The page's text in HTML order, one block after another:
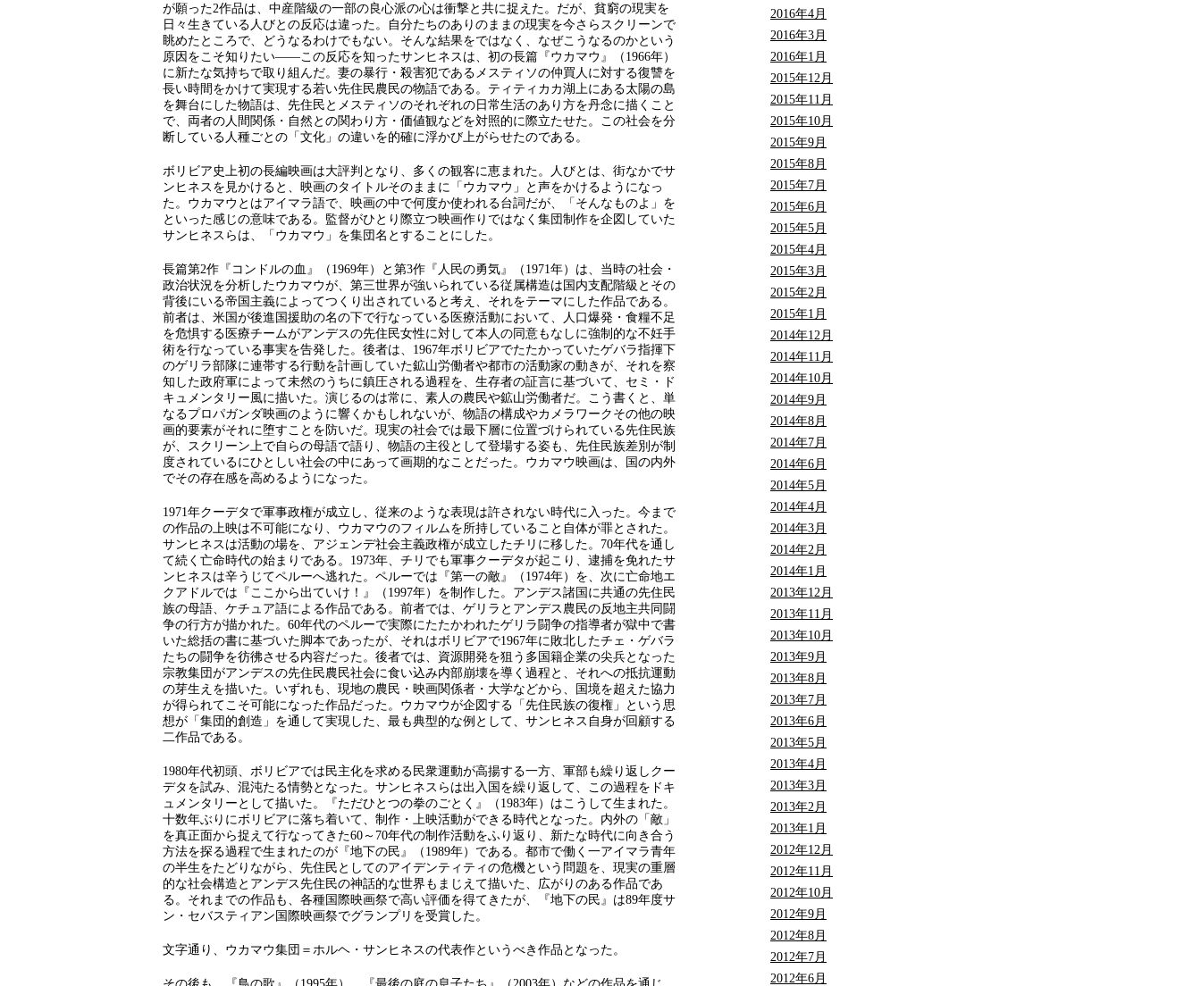
が願った2作品は、中産階級の一部の良心派の心は衝撃と共に捉えた。だが、貧窮の現実を
日々生きている人びとの反応は違った。自分たちのありのままの現実を今さらスクリーンで
眺めたところで、どうなるわけでもない。そんな結果をではなく、なぜこうなるのかという
原因をこそ知りたい――この反応を知ったサンヒネスは、初の長篇『ウカマウ』（1966年）
に新たな気持ちで取り組んだ。妻の暴行・殺害犯であるメスティソの仲買人に対する復讐を
長い時間をかけて実現する若い先住民農民の物語である。ティティカカ湖上にある太陽の島
を舞台にした物語は、先住民とメスティソのそれぞれの日常生活のあり方を丹念に描くこと
で、両者の人間関係・自然との関わり方・価値観などを対照的に際立たせた。この社会を分
断している人種ごとの「文化」の違いを的確に浮かび上がらせたのである。
ボリビア史上初の長編映画は大評判となり、多くの観客に恵まれた。人びとは、街なかでサ
ンヒネスを見かけると、映画のタイトルそのままに「ウカマウ」と声をかけるようになっ
た。ウカマウとはアイマラ語で、映画の中で何度か使われる台詞だが、「そんなものよ」を
といった感じの意味である。監督がひとり際立つ映画作りではなく集団制作を企図していた
サンヒネスらは、「ウカマウ」を集団名とすることにした。
長篇第2作『コンドルの血』（1969年）と第3作『人民の勇気』（1971年）は、当時の社会・
政治状況を分析したウカマウが、第三世界が強いられている従属構造は国内支配階級とその
背後にいる帝国主義によってつくり出されていると考え、それをテーマにした作品である。
前者は、米国が後進国援助の名の下で行なっている医療活動において、人口爆発・食糧不足
を危惧する医療チームがアンデスの先住民女性に対して本人の同意もなしに強制的な不妊手
術を行なっている事実を告発した。後者は、1967年ボリビアでたたかっていたゲバラ指揮下
のゲリラ部隊に連帯する行動を計画していた鉱山労働者や都市の活動家の動きが、それを察
知した政府軍によって未然のうちに鎮圧される過程を、生存者の証言に基づいて、セミ・ド
キュメンタリー風に描いた。演じるのは常に、素人の農民や鉱山労働者だ。こう書くと、単
なるプロパガンダ映画のように響くかもしれないが、物語の構成やカメラワークその他の映
画的要素がそれに堕すことを防いだ。現実の社会では最下層に位置づけられている先住民族
が、スクリーン上で自らの母語で語り、物語の主役として登場する姿も、先住民族差別が制
度されているにひとしい社会の中にあって画期的なことだった。ウカマウ映画は、国の内外
でその存在感を高めるようになった。
1971年クーデタで軍事政権が成立し、従来のような表現は許されない時代に入った。今まで
の作品の上映は不可能になり、ウカマウのフィルムを所持していること自体が罪とされた。
サンヒネスは活動の場を、アジェンデ社会主義政権が成立したチリに移した。70年代を通し
て続く亡命時代の始まりである。1973年、チリでも軍事クーデタが起こり、逮捕を免れたサ
ンヒネスは辛うじてペルーへ逃れた。ペルーでは『第一の敵』（1974年）を、次に亡命地エ
クアドルでは『ここから出ていけ！』（1997年）を制作した。アンデス諸国に共通の先住民
族の母語、ケチュア語による作品である。前者では、ゲリラとアンデス農民の反地主共同闘
争の行方が描かれた。60年代のペルーで実際にたたかわれたゲリラ闘争の指導者が獄中で書
いた総括の書に基づいた脚本であったが、それはボリビアで1967年に敗北したチェ・ゲバラ
たちの闘争を彷彿させる内容だった。後者では、資源開発を狙う多国籍企業の尖兵となった
宗教集団がアンデスの先住民農民社会に食い込み内部崩壊を導く過程と、それへの抵抗運動
の芽生えを描いた。いずれも、現地の農民・映画関係者・大学などから、国境を超えた協力
が得られてこそ可能になった作品だった。ウカマウが企図する「先住民族の復権」という思
想が「集団的創造」を通して実現した、最も典型的な例として、サンヒネス自身が回顧する
二作品である。
1980年代初頭、ボリビアでは民主化を求める民衆運動が高揚する一方、軍部も繰り返しクー
デタを試み、混沌たる情勢となった。サンヒネスらは出入国を繰り返して、この過程をドキ
ュメンタリーとして描いた。『ただひとつの拳のごとく』（1983年）はこうして生まれた。
十数年ぶりにボリビアに落ち着いて、制作・上映活動ができる時代となった。内外の「敵」
を真正面から捉えて行なってきた60～70年代の制作活動をふり返り、新たな時代に向き合う
方法を探る過程で生まれたのが『地下の民』（1989年）である。都市で働く一アイマラ青年
の半生をたどりながら、先住民としてのアイデンティティの危機という問題を、現実の重層
的な社会構造とアンデス先住民の神話的な世界もまじえて描いた、広がりのある作品であ
る。それまでの作品も、各種国際映画祭で高い評価を得てきたが、『地下の民』は89年度サ
ン・セバスティアン国際映画祭でグランプリを受賞した。
文字通り、ウカマウ集団＝ホルヘ・サンヒネスの代表作というべき作品となった。
2016年4月
2016年3月
2016年1月
2015年12月
2015年11月
2015年10月
2015年9月
2015年8月
2015年7月
2015年6月
2015年5月
2015年4月
2015年3月
2015年2月
2015年1月
2014年12月
2014年11月
2014年10月
2014年9月
2014年8月
2014年7月
2014年6月
2014年5月
2014年4月
2014年3月
2014年2月
2014年1月
2013年12月
2013年11月
2013年10月
2013年9月
2013年8月
2013年7月
2013年6月
2013年5月
2013年4月
2013年3月
2013年2月
2013年1月
2012年12月
2012年11月
2012年10月
2012年9月
2012年8月
2012年7月
2012年6月